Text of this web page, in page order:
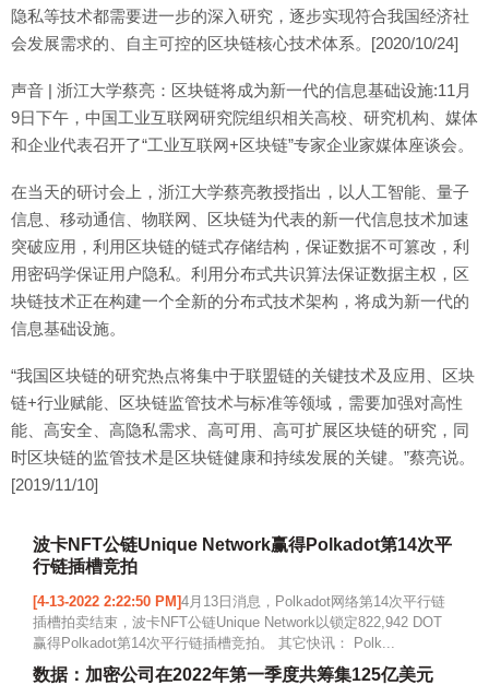
隐私等技术都需要进一步的深入研究，逐步实现符合我国经济社
会发展需求的、自主可控的区块链核心技术体系。[2020/10/24]
声音 | 浙江大学蔡亮：区块链将成为新一代的信息基础设施:11月
9日下午，中国工业互联网研究院组织相关高校、研究机构、媒体
和企业代表召开了“工业互联网+区块链”专家企业家媒体座谈会。
在当天的研讨会上，浙江大学蔡亮教授指出，以人工智能、量子
信息、移动通信、物联网、区块链为代表的新一代信息技术加速
突破应用，利用区块链的链式存储结构，保证数据不可篡改，利
用密码学保证用户隐私。利用分布式共识算法保证数据主权，区
块链技术正在构建一个全新的分布式技术架构，将成为新一代的
信息基础设施。
“我国区块链的研究热点将集中于联盟链的关键技术及应用、区块
链+行业赋能、区块链监管技术与标准等领域，需要加强对高性
能、高安全、高隐私需求、高可用、高可扩展区块链的研究，同
时区块链的监管技术是区块链健康和持续发展的关键。”蔡亮说。
[2019/11/10]
波卡NFT公链Unique Network赢得Polkadot第14次平
行链插槽竞拍
[4-13-2022 2:22:50 PM]4月13日消息，Polkadot网络第14次平行链
插槽拍卖结束，波卡NFT公链Unique Network以锁定822,942 DOT
赢得Polkadot第14次平行链插槽竞拍。 其它快讯： Polk...
数据：加密公司在2022年第一季度共筹集125亿美元